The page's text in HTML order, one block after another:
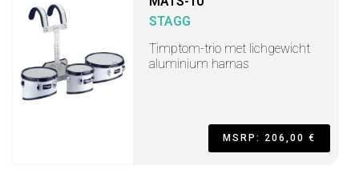
STAGG
Timptom-trio met lichgewicht
aluminium harnas
MSRP: 206,00 €